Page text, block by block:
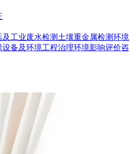
及工业废水检测 土壤重金属检测环境
设备及环境工程治理环境影响评价咨